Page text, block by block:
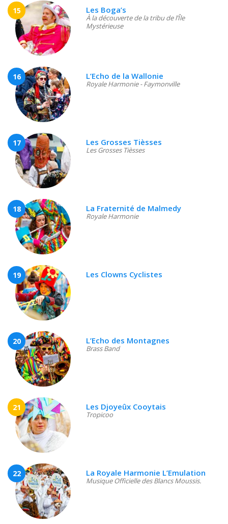
15 Les Boga’s
À la découverte de la tribu de l’Île
Mystérieuse
16 L’Echo de la Wallonie
Royale Harmonie - Faymonville
17 Les Grosses Tièsses
Les Grosses Tièsses
18 La Fraternité de Malmedy
Royale Harmonie
19 Les Clowns Cyclistes
20 L’Echo des Montagnes
Brass Band
21 Les Djoyeûx Cooytais
Tropicoo
22 La Royale Harmonie L’Emulation
Musique Officielle des Blancs Moussis.